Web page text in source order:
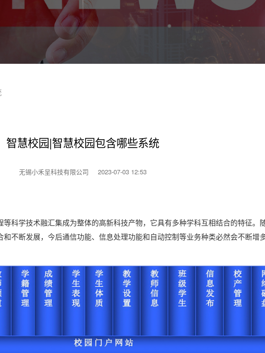
智慧校园|智慧校园包含哪些系统
无锡小禾呈科技有限公司 2023-07-03 12:53
科学技术融汇集成为整体的高新科技产物，它具有多种学科互相结合的特征。随
不断发展，今后通信功能、信息处理功能和自动控制等业务种类必然会不断增